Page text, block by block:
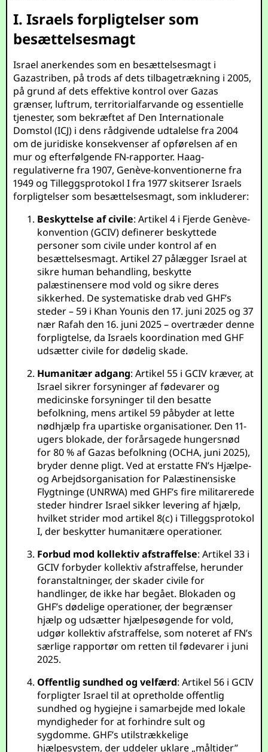
I. Israels forpligtelser som
besættelsesmagt
Israel anerkendes som en besættelsesmagt i
Gazastriben, på trods af dets tilbagetrækning i 2005,
på grund af dets effektive kontrol over Gazas
grænser, luftrum, territorialfarvande og essentielle
tjenester, som bekræftet af Den Internationale
Domstol (ICJ) i dens rådgivende udtalelse fra 2004
om de juridiske konsekvenser af opførelsen af en
mur og efterfølgende FN-rapporter. Haag-
regulativerne fra 1907, Genève-konventionerne fra
1949 og Tilleggsprotokol I fra 1977 skitserer Israels
forpligtelser som besættelsesmagt, som inkluderer:
Beskyttelse af civile: Artikel 4 i Fjerde Genève-
konvention (GCIV) definerer beskyttede
personer som civile under kontrol af en
besættelsesmagt. Artikel 27 pålægger Israel at
sikre human behandling, beskytte
palæstinensere mod vold og sikre deres
sikkerhed. De systematiske drab ved GHF’s
steder – 59 i Khan Younis den 17. juni 2025 og 37
nær Rafah den 16. juni 2025 – overtræder denne
forpligtelse, da Israels koordination med GHF
udsætter civile for dødelig skade.
Humanitær adgang: Artikel 55 i GCIV kræver, at
Israel sikrer forsyninger af fødevarer og
medicinske forsyninger til den besatte
befolkning, mens artikel 59 påbyder at lette
nødhjælp fra upartiske organisationer. Den 11-
ugers blokade, der forårsagede hungersnød
for 80 % af Gazas befolkning (OCHA, juni 2025),
bryder denne pligt. Ved at erstatte FN’s Hjælpe-
og Arbejdsorganisation for Palæstinensiske
Flygtninge (UNRWA) med GHF’s fire militarerede
steder hindrer Israel sikker levering af hjælp,
hvilket strider mod artikel 8(c) i Tilleggsprotokol
I, der beskytter humanitære operationer.
Forbud mod kollektiv afstraffelse: Artikel 33 i
GCIV forbyder kollektiv afstraffelse, herunder
foranstaltninger, der skader civile for
handlinger, de ikke har begået. Blokaden og
GHF’s dødelige operationer, der begrænser
hjælp og udsætter hjælpesøgende for vold,
udgør kollektiv afstraffelse, som noteret af FN’s
særlige rapportør om retten til fødevarer i juni
2025.
Offentlig sundhed og velfærd: Artikel 56 i GCIV
forpligter Israel til at opretholde offentlig
sundhed og hygiejne i samarbejde med lokale
myndigheder for at forhindre sult og
sygdomme. GHF’s utilstrækkelige
hjælpesystem, der uddeler uklare „måltider”